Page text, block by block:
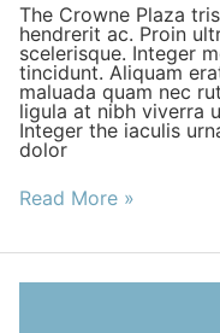
The Crowne Plaza
hendrerit ac. Proin
scelerisque. Integer
tincidunt. Aliquam
maluada quam nec
ligula at nibh viverra
Integer the iaculis
dolor
Read More »
Crowne